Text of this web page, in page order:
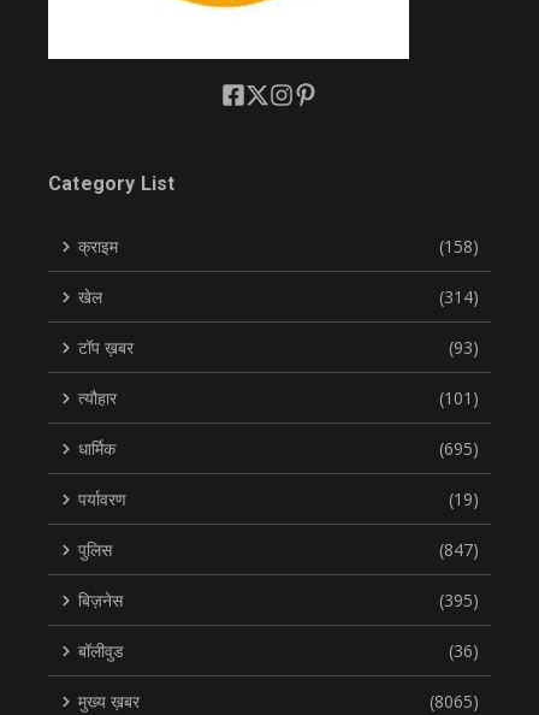
Category List
क्राइम (158)
खेल (314)
टॉप ख़बर (93)
त्यौहार (101)
धार्मिक (695)
पर्यावरण (19)
पुलिस (847)
बिज़नेस (395)
बॉलीवुड (36)
मुख्य ख़बर (8065)